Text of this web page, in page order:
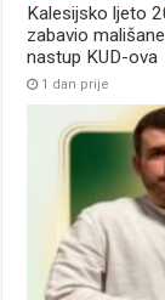
Kalesijsko ljeto
zabavio
nastup KUD-ova
1 dan prije